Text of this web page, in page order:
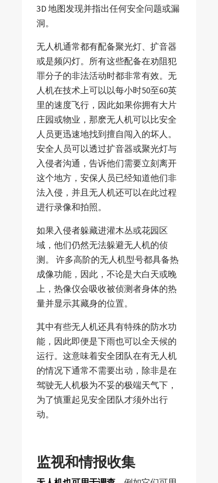
3D 地图发现并指出任何安全问题或漏
洞。
无人机通常都有配备聚光灯、扩音器
或是频闪灯。所有这些配备在劝阻犯
罪分子的非法活动时都非常有效。无
人机在技术上可以以每小时50至60英
里的速度飞行，因此如果你拥有大片
庄园或物业，那麽无人机可以比安全
人员更迅速地找到擅自闯入的坏人。
安全人员可以透过扩音器或聚光灯与
入侵者沟通，告诉他们需要立刻离开
这个地方，安保人员已经知道他们非
法入侵，并且无人机还可以在此过程
进行录像和拍照。
如果入侵者躲藏进灌木丛或花园区
域，他们仍然无法躲避无人机的侦
测。 许多高阶的无人机型号都具备热
成像功能，因此，不论是大白天或晚
上，热像仪会吸收被侦测者身体的热
量并显示其藏身的位置。
其中有些无人机还具有特殊的防水功
能，因此即便是下雨也可以全天候的
运行。这意味着安全团队在有无人机
的情况下通常不需要出动，除非是在
驾驶无人机极为不妥的极端天气下，
为了慎重起见安全团队才须外出行
动。
监视和情报收集